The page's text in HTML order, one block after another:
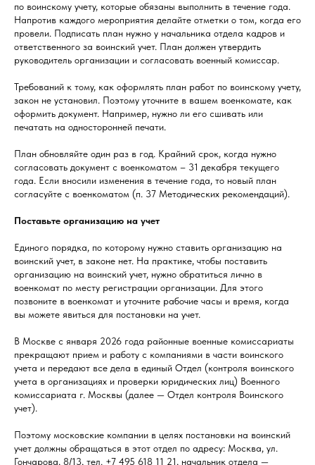
по воинскому учету, которые обязаны выполнить в течение года.
Напротив каждого мероприятия делайте отметки о том, когда его
провели. Подписать план нужно у начальника отдела кадров и
ответственного за воинский учет. План должен утвердить
руководитель организации и согласовать военный комиссар.
Требований к тому, как оформлять план работ по воинскому учету,
закон не установил. Поэтому уточните в вашем военкомате, как
оформить документ. Например, нужно ли его сшивать или
печатать на односторонней печати.
План обновляйте один раз в год. Крайний срок, когда нужно
согласовать документ с военкоматом – 31 декабря текущего
года. Если вносили изменения в течение года, то новый план
согласуйте с военкоматом (п. 37 Методических рекомендаций).
Поставьте организацию на учет
Единого порядка, по которому нужно ставить организацию на
воинский учет, в законе нет. На практике, чтобы поставить
организацию на воинский учет, нужно обратиться лично в
военкомат по месту регистрации организации. Для этого
позвоните в военкомат и уточните рабочие часы и время, когда
вы можете явиться для постановки на учет.
В Москве с января 2026 года районные военные комиссариаты
прекращают прием и работу с компаниями в части воинского
учета и передают все дела в единый Отдел (контроля воинского
учета в организациях и проверки юридических лиц) Военного
комиссариата г. Москвы (далее — Отдел контроля Воинского
учет).
Поэтому московские компании в целях постановки на воинский
учет должны обращаться в этот отдел по адресу: Москва, ул.
Гончарова, 8/13, тел. +7 495 618 11 21, начальник отдела —